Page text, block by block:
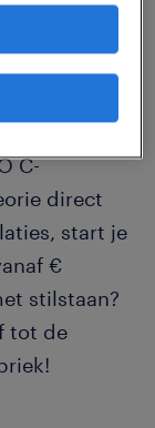
klaar voor
in als
C-
direct
start je
€
stilstaan?
tot de